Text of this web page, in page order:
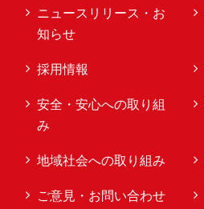
ニュースリリース・お
知らせ
採用情報
安全・安心への取り組
み
地域社会への取り組み
ご意見・お問い合わせ